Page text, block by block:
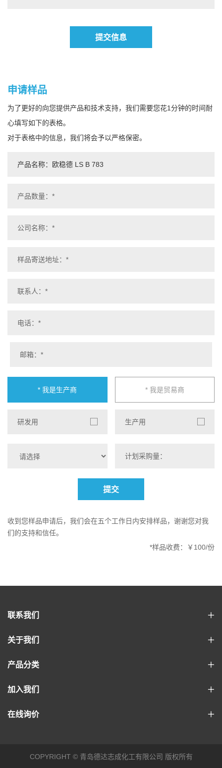
提交信息
申请样品
为了更好的向您提供产品和技术支持，我们需要您花1分钟的时间耐
心填写如下的表格。
对于表格中的信息，我们将会予以严格保密。
* 我是生产商 * 我是贸易商
研发用 生产用
提交
收到您样品申请后，我们会在五个工作日内安排样品，谢谢您对我
们的支持和信任。
*样品收费：￥100/份
联系我们
关于我们
产品分类
加入我们
在线询价
COPYRIGHT © 青岛德达志成化工有限公司 版权所有